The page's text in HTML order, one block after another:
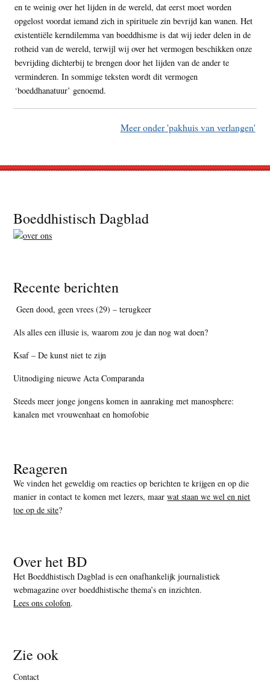
en te weinig over het lijden in de wereld, dat eerst moet worden
opgelost voordat iemand zich in spirituele zin bevrijd kan wanen. Het
existentiële kerndilemma van boeddhisme is dat wij ieder delen in de
rotheid van de wereld, terwijl wij over het vermogen beschikken onze
bevrijding dichterbij te brengen door het lijden van de ander te
verminderen. In sommige teksten wordt dit vermogen
‘boeddhanatuur’ genoemd.
Meer onder 'pakhuis van verlangen'
Footer
Boeddhistisch Dagblad
Recente berichten
Geen dood, geen vrees (29) – terugkeer
Als alles een illusie is, waarom zou je dan nog wat doen?
Ksaf – De kunst niet te zijn
Uitnodiging nieuwe Acta Comparanda
Steeds meer jonge jongens komen in aanraking met manosphere:
kanalen met vrouwenhaat en homofobie
Reageren
We vinden het geweldig om reacties op berichten te krijgen en op die
manier in contact te komen met lezers, maarwat staan we wel en niet
toe op de site?
Over het BD
Het Boeddhistisch Dagblad is een onafhankelijk journalistiek
webmagazine over boeddhistische thema’s en inzichten.
Lees ons colofon.
Zie ook
Contact